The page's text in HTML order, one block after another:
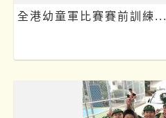
全港幼童軍比賽賽前訓練...